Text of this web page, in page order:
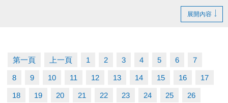
※寶礦力數量有限，送完為止。
※入場後，於體適能櫃台出示當日購票證明並簽名，即
可兌換。限當日出場前兌換完成，逾期將不受理。
展開內容
第一頁 上一頁 1 2 3 4 5 6 7
8 9 10 11 12 13 14 15 16 17
18 19 20 21 22 23 24 25 26